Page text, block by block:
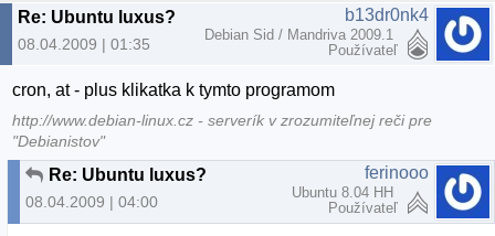
Re: Ubuntu luxus?
08.04.2009 | 01:35
b13dr0nk4
Debian Sid / Mandriva 2009.1
Používateľ
cron, at - plus klikatka k tymto programom
http://www.debian-linux.cz - serverík v zrozumiteľnej reči pre
"Debianistov"
Re: Ubuntu luxus?
08.04.2009 | 04:00
ferinooo
Ubuntu 8.04 HH
Používateľ